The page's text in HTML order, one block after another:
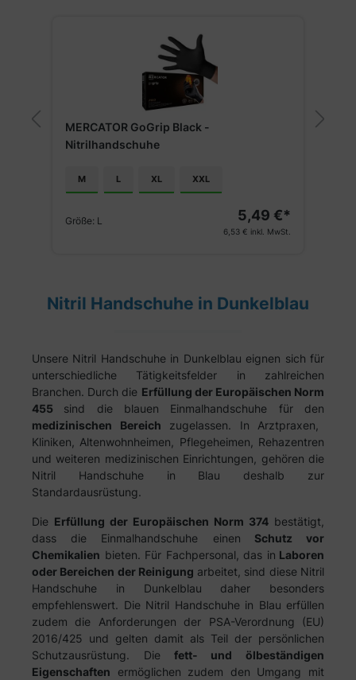
ARNOMED NITRIL XTRA PURE BLACK
S M L XL
Größe: L 3,89 €*
4,63 € inkl. MwSt.
Nitril Handschuhe in Dunkelblau
Unsere Nitril Handschuhe in Dunkelblau eignen sich für
unterschiedliche Tätigkeitsfelder in zahlreichen
Branchen. Durch die Erfüllung der Europäischen Norm
455 sind die blauen Einmalhandschuhe für den
medizinischen Bereich zugelassen. In Arztpraxen,
Kliniken, Altenwohnheimen, Pflegeheimen, Rehazentren
und weiteren medizinischen Einrichtungen, gehören die
Nitril Handschuhe in Blau deshalb zur
Standardausrüstung.
Die Erfüllung der Europäischen Norm 374 bestätigt,
dass die Einmalhandschuhe einen Schutz vor
Chemikalien bieten. Für Fachpersonal, das in Laboren
oder Bereichen der Reinigung arbeitet, sind diese Nitril
Handschuhe in Dunkelblau daher besonders
empfehlenswert. Die Nitril Handschuhe in Blau erfüllen
zudem die Anforderungen der PSA-Verordnung (EU)
2016/425 und gelten damit als Teil der persönlichen
Schutzausrüstung. Diefett- und ölbeständigen
Eigenschaften ermöglichen zudem den Umgang mit